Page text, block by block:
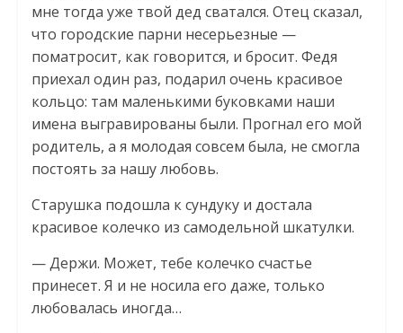
мне тогда уже твой дед сватался. Отец сказал,
что городские парни несерьезные —
поматросит, как говорится, и бросит. Федя
приехал один раз, подарил очень красивое
кольцо: там маленькими буковками наши
имена выгравированы были. Прогнал его мой
родитель, а я молодая совсем была, не смогла
постоять за нашу любовь.
Старушка подошла к сундуку и достала
красивое колечко из самодельной шкатулки.
— Держи. Может, тебе колечко счастье
принесет. Я и не носила его даже, только
любовалась иногда…